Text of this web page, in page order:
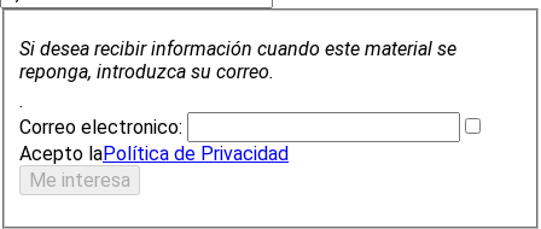
Si desea recibir información cuando este material se
reponga, introduzca su correo.
.
Correo electronico:
Acepto laPolítica de Privacidad